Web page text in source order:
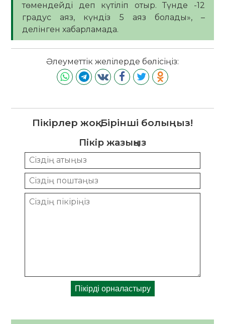
төмендейді деп күтіліп отыр. Түнде -12
градус аяз, күндіз 5 аяз болады», –
делінген хабарламада.
Әлеуметтік желілерде бөлісіңіз:
Пікірлер жоқ. Бірінші болыңыз!
Пікір жазыңыз